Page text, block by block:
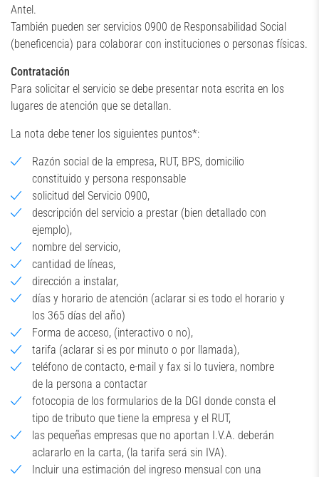
Antel.
También pueden ser servicios 0900 de Responsabilidad Social
(beneficencia) para colaborar con instituciones o personas físicas.
Contratación
Para solicitar el servicio se debe presentar nota escrita en los
lugares de atención que se detallan.
La nota debe tener los siguientes puntos*:
Razón social de la empresa, RUT, BPS, domicilio
constituido y persona responsable
solicitud del Servicio 0900,
descripción del servicio a prestar (bien detallado con
ejemplo),
nombre del servicio,
cantidad de líneas,
dirección a instalar,
días y horario de atención (aclarar si es todo el horario y
los 365 días del año)
Forma de acceso, (interactivo o no),
tarifa (aclarar si es por minuto o por llamada),
teléfono de contacto, e-mail y fax si lo tuviera, nombre
de la persona a contactar
fotocopia de los formularios de la DGI donde consta el
tipo de tributo que tiene la empresa y el RUT,
las pequeñas empresas que no aportan I.V.A. deberán
aclararlo en la carta, (la tarifa será sin IVA).
Incluir una estimación del ingreso mensual con una